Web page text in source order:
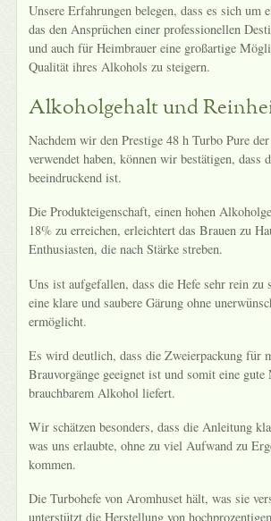
Unsere Erfahrungen belegen, dass es sich um
das den Ansprüchen einer professionellen
und auch für Heimbrauer eine großartige
Qualität ihres Alkohols zu steigern.
Alkoholgehalt und
Nachdem wir den Prestige 48 h Turbo Pure
verwendet haben, können wir bestätigen, dass
beeindruckend ist.
Die Produkteigenschaft, einen hohen
18% zu erreichen, erleichtert das Brauen zu
Enthusiasten, die nach Stärke streben.
Uns ist aufgefallen, dass die Hefe sehr rein zu
eine klare und saubere Gärung ohne
ermöglicht.
Es wird deutlich, dass die Zweierpackung für
Brauvorgänge geeignet ist und somit eine gute
brauchbarem Alkohol liefert.
Wir schätzen besonders, dass die Anleitung
was uns erlaubte, ohne zu viel Aufwand zu
kommen.
Die Turbohefe von Aromhuset hält, was sie
unterstützt die Herstellung von